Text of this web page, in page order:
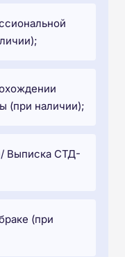
(при наличии);
Выписка СТД-
(при